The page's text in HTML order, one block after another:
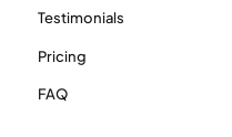
Testimonials
Pricing
FAQ